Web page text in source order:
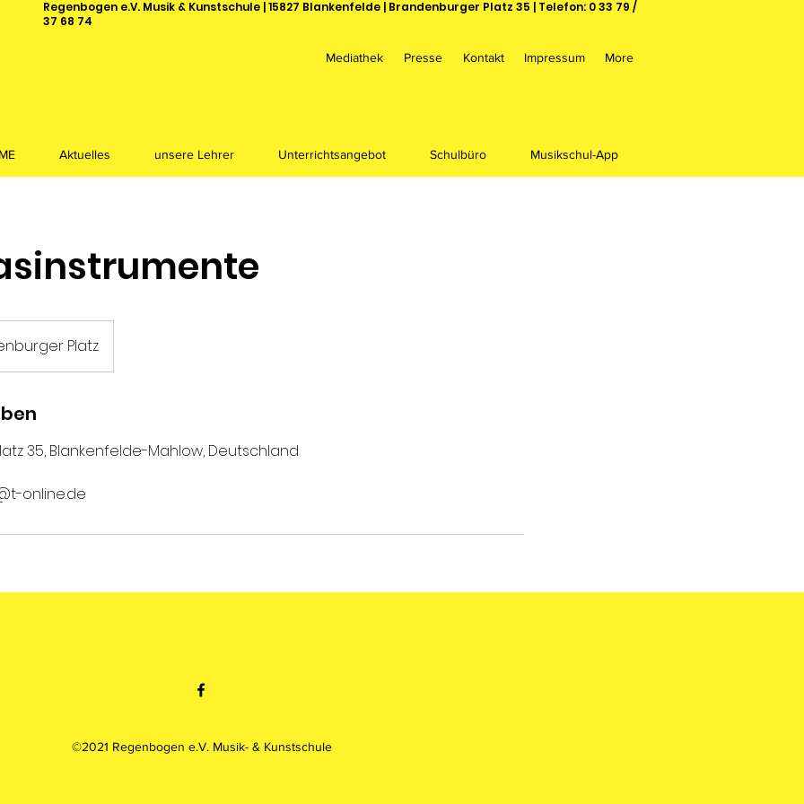
Regenbogen e.V. Musik & Kunstschule | 15827 Blankenfelde | Brandenburger Platz 35 | Telefon: 0 33 79 /
37 68 74
Mediathek Presse Kontakt Impressum More
Aktuelles unsere Lehrer Unterrichtsangebot Schulbüro Musikschul-App
Platz
35, Blankenfelde-Mahlow, Deutschland
online.de
©2021 Regenbogen e.V. Musik- & Kunstschule